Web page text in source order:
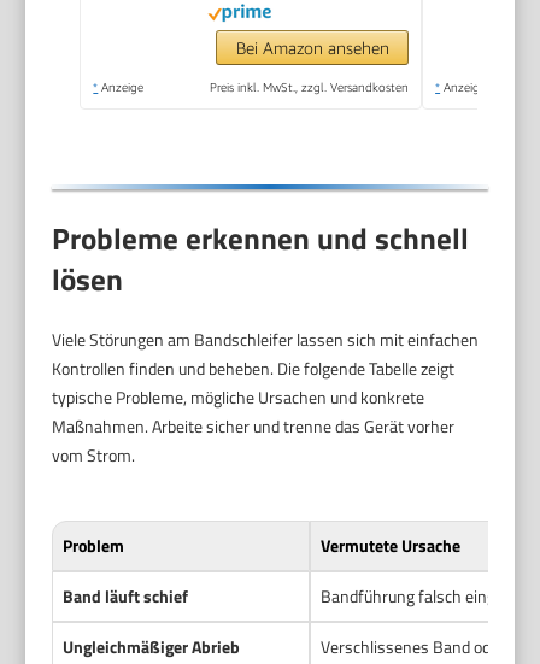
breite 915x100mm |
Tischneigung 0°–45° |
Gussmaterial-
Bei Amazon ansehen
* Anzeige Preis inkl. MwSt., zzgl. Versandkosten * Anzeige
Probleme erkennen und schnell
lösen
Viele Störungen am Bandschleifer lassen sich mit einfachen
Kontrollen finden und beheben. Die folgende Tabelle zeigt
typische Probleme, mögliche Ursachen und konkrete
Maßnahmen. Arbeite sicher und trenne das Gerät vorher
vom Strom.
Problem
Vermutete Ursache
Band läuft schief
Bandführung falsch
Ungleichmäßiger Abrieb
Verschlissenes Band oder